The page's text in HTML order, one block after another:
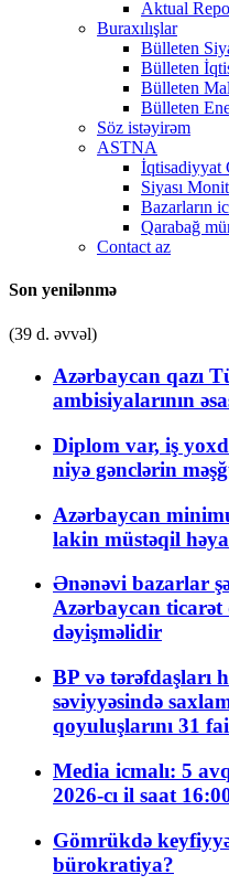
Aktual
Buraxılışlar
Bülleten
Bülleten
Bülleten
Bülleten
Söz istəyirəm
ASTNA
İqtisadiyyat
Siyası
Bazarların
Qarabağ
Contact az
Son yenilənmə
(39 d. əvvəl)
Azərbaycan qazı
ambisiyalarının
Diplom var, iş
niyə gənclərin
Azərbaycan
lakin müstəqil
Ənənəvi bazarlar
Azərbaycan ticarət
dəyişməlidir
BP və tərəfdaşları
səviyyəsində
qoyuluşlarını 31
Media icmalı: 5
2026-cı il saat
Gömrükdə
bürokratiya?